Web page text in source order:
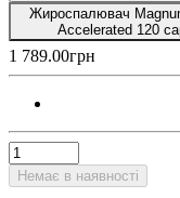
Жироспалювач
Accelerated 120
1 789.00грн
Немає в наявності